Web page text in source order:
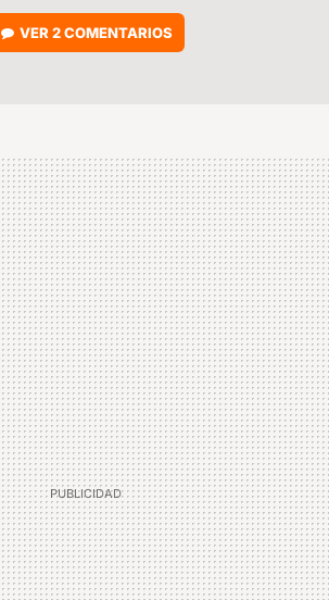
VER2 COMENTARIOS